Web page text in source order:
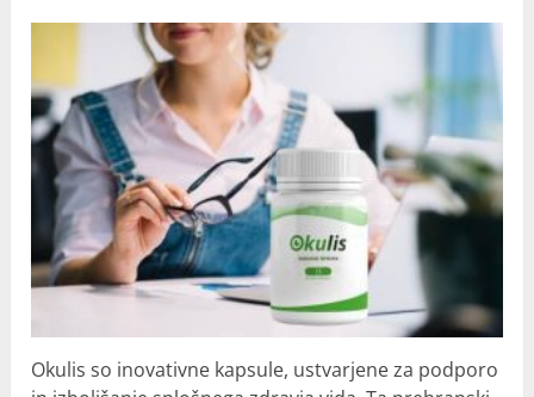
Okulis so inovativne kapsule, ustvarjene za podporo